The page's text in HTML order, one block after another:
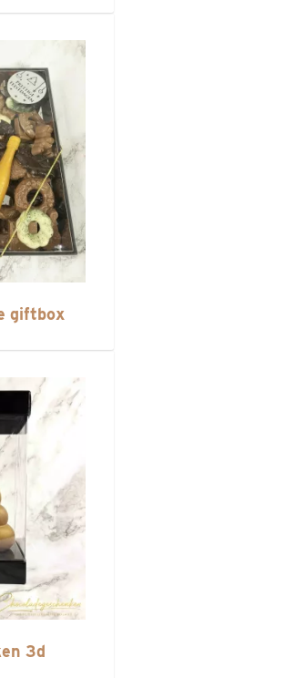
giftbox
3d